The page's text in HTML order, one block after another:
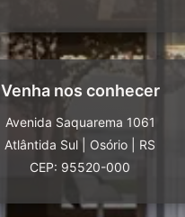
Venha nos conhecer
Avenida Saquarema 1061
Atlântida Sul
Osório
RS
CEP: 95520-000